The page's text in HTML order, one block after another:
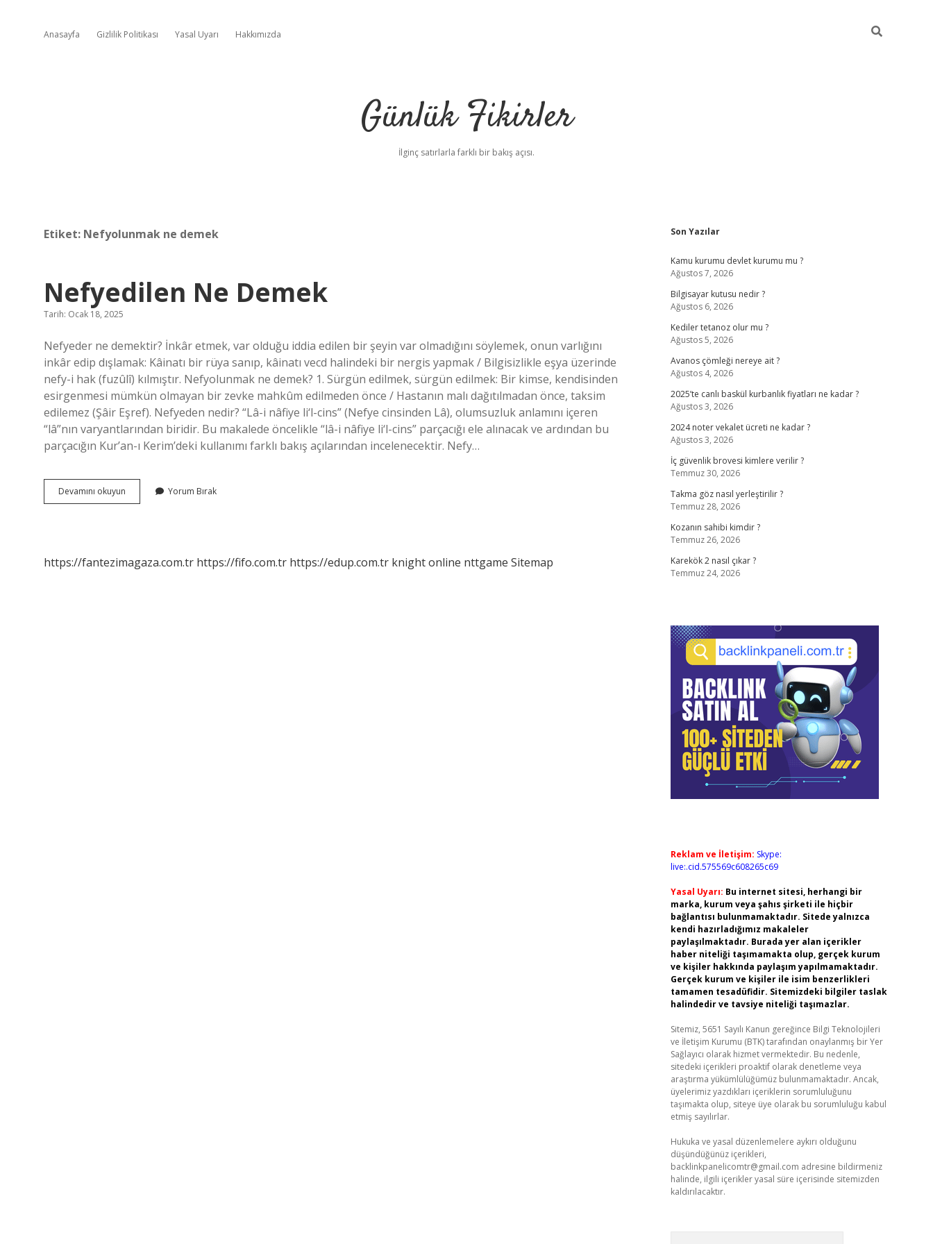
Anasayfa Gizlilik Politikası Yasal Uyarı Hakkımızda
Günlük Fikirler
İlginç satırlarla farklı bir bakış açısı.
Etiket: Nefyolunmak ne demek
Nefyedilen Ne Demek
Tarih: Ocak 18, 2025
Nefyeder ne demektir? İnkâr etmek, var olduğu iddia edilen bir şeyin var olmadığını söylemek, onun varlığını
inkâr edip dışlamak: Kâinatı bir rüya sanıp, kâinatı vecd halindeki bir nergis yapmak / Bilgisizlikle eşya üzerinde
nefy-i hak (fuzûlî) kılmıştır. Nefyolunmak ne demek? 1. Sürgün edilmek, sürgün edilmek: Bir kimse, kendisinden
esirgenmesi mümkün olmayan bir zevke mahkûm edilmeden önce / Hastanın malı dağıtılmadan önce, taksim
edilemez (Şâir Eşref). Nefyeden nedir? “Lâ-i nâfiye li‘l-cins” (Nefye cinsinden Lâ), olumsuzluk anlamını içeren
“lâ”nın varyantlarından biridir. Bu makalede öncelikle “lâ-i nâfiye li‘l-cins” parçacığı ele alınacak ve ardından bu
parçacığın Kur’an-ı Kerim’deki kullanımı farklı bakış açılarından incelenecektir. Nefy…
Devamını okuyun Nefyedilen
Ne
Yorum Bırak
https://fantezimagaza.com.tr https://fifo.com.tr https://edup.com.tr knight online nttgame Sitemap
Sidebar
Son Yazılar
Kamu kurumu devlet kurumu mu ?
Ağustos 7, 2026
Bilgisayar kutusu nedir ?
Ağustos 6, 2026
Kediler tetanoz olur mu ?
Ağustos 5, 2026
Avanos çömleği nereye ait ?
Ağustos 4, 2026
2025’te canlı baskül kurbanlık fiyatları ne kadar ?
Ağustos 3, 2026
2024 noter vekalet ücreti ne kadar ?
Ağustos 3, 2026
İç güvenlik brovesi kimlere verilir ?
Temmuz 30, 2026
Takma göz nasıl yerleştirilir ?
Temmuz 28, 2026
Kozanın sahibi kimdir ?
Temmuz 26, 2026
Karekök 2 nasıl çıkar ?
Temmuz 24, 2026
Reklam ve İletişim: Skype:
live:.cid.575569c608265c69
Yasal Uyarı: Bu internet sitesi, herhangi bir
marka, kurum veya şahıs şirketi ile hiçbir
bağlantısı bulunmamaktadır. Sitede yalnızca
kendi hazırladığımız makaleler
paylaşılmaktadır. Burada yer alan içerikler
haber niteliği taşımamakta olup, gerçek kurum
ve kişiler hakkında paylaşım yapılmamaktadır.
Gerçek kurum ve kişiler ile isim benzerlikleri
tamamen tesadüfidir. Sitemizdeki bilgiler taslak
halindedir ve tavsiye niteliği taşımazlar.
Sitemiz, 5651 Sayılı Kanun gereğince Bilgi Teknolojileri
ve İletişim Kurumu (BTK) tarafından onaylanmış bir Yer
Sağlayıcı olarak hizmet vermektedir. Bu nedenle,
sitedeki içerikleri proaktif olarak denetleme veya
araştırma yükümlülüğümüz bulunmamaktadır. Ancak,
üyelerimiz yazdıkları içeriklerin sorumluluğunu
taşımakta olup, siteye üye olarak bu sorumluluğu kabul
etmiş sayılırlar.
Hukuka ve yasal düzenlemelere aykırı olduğunu
düşündüğünüz içerikleri,
backlinkpanelicomtr@gmail.com adresine bildirmeniz
halinde, ilgili içerikler yasal süre içerisinde sitemizden
kaldırılacaktır.